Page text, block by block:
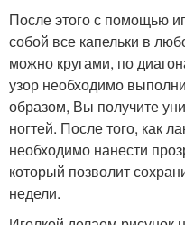
После этого с помощью
собой все капельки в
можно кругами, по
узор необходимо
образом, Вы получите
ногтей. После того, как
необходимо нанести
который позволит
недели.